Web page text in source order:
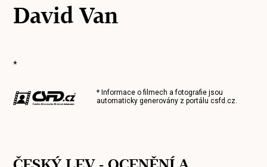
David Van
*
* Informace o filmech a fotografie jsou
automaticky generovány z portálucsfd.cz.